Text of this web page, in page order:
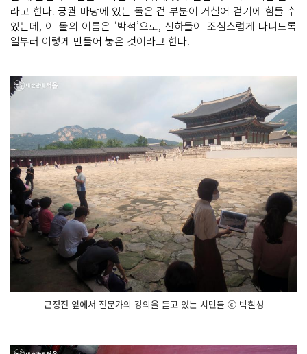
라고 한다. 궁궐 마당에 있는 돌은 겉 부분이 거칠어 걷기에 힘들 수
있는데, 이 돌의 이름은 ‘박석’으로, 신하들이 조심스럽게 다니도록
일부러 이렇게 만들어 놓은 것이라고 한다.
근정전 앞에서 전문가의 강의을 듣고 있는 시민들 ⓒ 박칠성